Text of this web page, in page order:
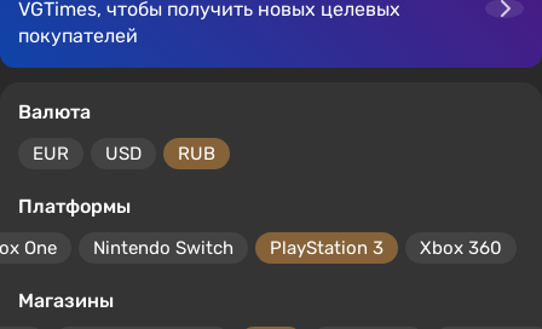
VGTimes, чтобы получить новых целевых
покупателей
Валюта
EUR USD RUB
Платформы
One Nintendo Switch PlayStation 3 Xbox 360
Магазины